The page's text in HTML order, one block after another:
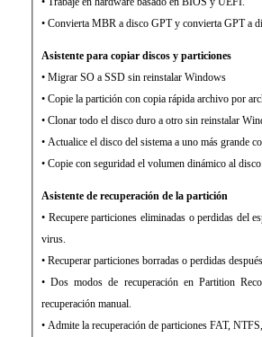
• Convierta MBR a disco GPT y convierta GPT a
Asistente para copiar discos y particiones
• Migrar SO a SSD sin reinstalar Windows
• Copie la partición con copia rápida archivo por
• Clonar todo el disco duro a otro sin reinstalar
• Actualice el disco del sistema a uno más grande
• Copie con seguridad el volumen dinámico al
Asistente de recuperación de la partición
• Recupere particiones eliminadas o perdidas del
virus.
• Recuperar particiones borradas o perdidas
• Dos modos de recuperación en Partition
recuperación manual.
• Admite la recuperación de particiones FAT,